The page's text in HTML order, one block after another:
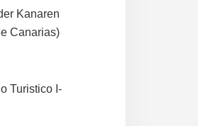
Kanaren
Canarias)
Turistico I-